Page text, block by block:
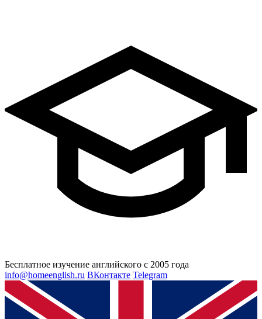
Бесплатное изучение английского с 2005 года
info@homeenglish.ru ВКонтакте Telegram